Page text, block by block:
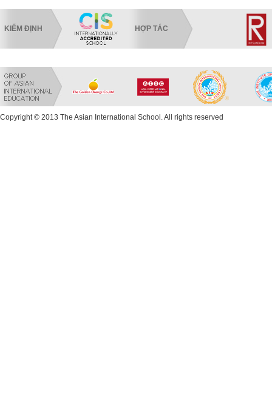
KIỂM ĐỊNH HỢP TÁC
Copyright © 2013 The Asian International School. All rights reserved